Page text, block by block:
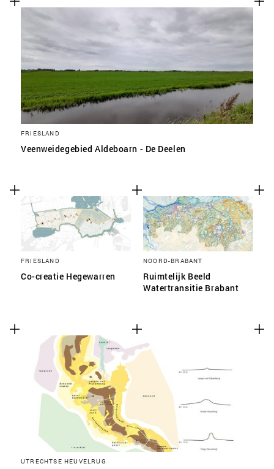
FRIESLAND
Veenweidegebied Aldeboarn - De Deelen
FRIESLAND
Co-creatie Hegewarren
NOORD-BRABANT
Ruimtelijk Beeld
Watertransitie Brabant
UTRECHTSE HEUVELRUG